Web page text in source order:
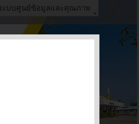
ะบบศูนย์ข้อมูลและคุณภาพ